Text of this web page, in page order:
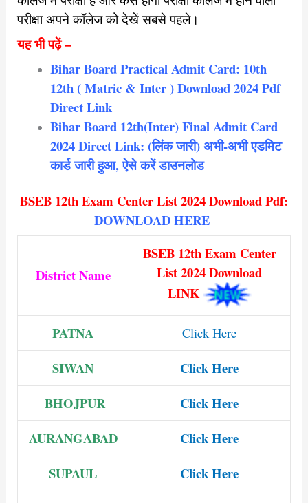
परीक्षा अपने कॉलेज को देखें सबसे पहले।
यह भी पढ़ें –
Bihar Board Practical Admit Card: 10th
12th ( Matric & Inter ) Download 2024 Pdf
Direct Link
Bihar Board 12th(Inter) Final Admit Card
2024 Direct Link: (लिंक जारी) अभी-अभी एडमिट
कार्ड जारी हुआ, ऐसे करें डाउनलोड
BSEB 12th Exam Center List 2024 Download Pdf:
DOWNLOAD HERE
District Name
BSEB 12th Exam Center
List 2024 Download
LINK
PATNA Click Here
SIWAN
Click Here
BHOJPUR
Click Here
AURANGABAD
Click Here
SUPAUL
Click Here